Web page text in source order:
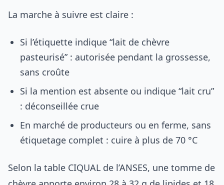
La marche à suivre est claire :
Si l’étiquette indique “lait de chèvre
pasteurisé” : autorisée pendant la grossesse,
sans croûte
Si la mention est absente ou indique “lait cru”
: déconseillée crue
En marché de producteurs ou en ferme, sans
étiquetage complet : cuire à plus de 70 °C
Selon la table CIQUAL de l’ANSES, une tomme de